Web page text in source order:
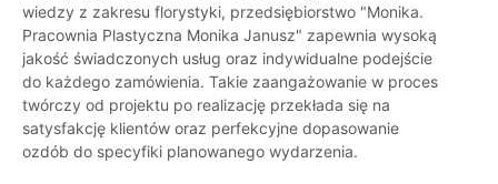
wiedzy z zakresu florystyki, przedsiębiorstwo "Monika.
Pracownia Plastyczna Monika Janusz" zapewnia wysoką
jakość świadczonych usług oraz indywidualne podejście
do każdego zamówienia. Takie zaangażowanie w proces
twórczy od projektu po realizację przekłada się na
satysfakcję klientów oraz perfekcyjne dopasowanie
ozdób do specyfiki planowanego wydarzenia.